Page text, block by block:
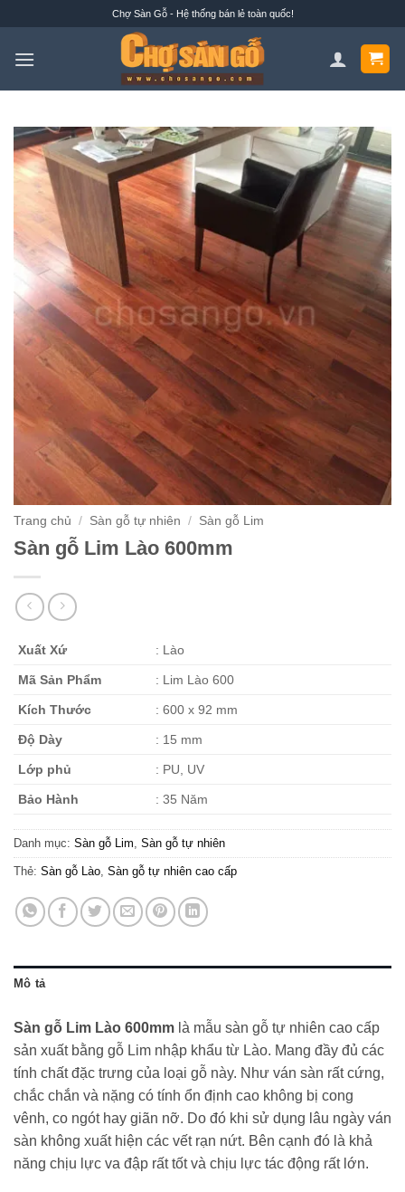
nội
Chợ Sàn Gỗ - Hệ thống bán lẻ toàn quốc!
Trang chủ / Sàn gỗ tự nhiên / Sàn gỗ Lim
Sàn gỗ Lim Lào 600mm
Xuất Xứ : Lào
Mã Sản Phẩm : Lim Lào 600
Kích Thước : 600 x 92 mm
Độ Dày : 15 mm
Lớp phủ : PU, UV
Bảo Hành : 35 Năm
Danh mục: Sàn gỗ Lim, Sàn gỗ tự nhiên
Thẻ: Sàn gỗ Lào, Sàn gỗ tự nhiên cao cấp
Mô tả
Sàn gỗ Lim Lào 600mm là mẫu sàn gỗ tự nhiên cao cấp
sản xuất bằng gỗ Lim nhập khẩu từ Lào. Mang đầy đủ các
tính chất đặc trưng của loại gỗ này. Như ván sàn rất cứng,
chắc chắn và nặng có tính ổn định cao không bị cong
vênh, co ngót hay giãn nỡ. Do đó khi sử dụng lâu ngày ván
sàn không xuất hiện các vết rạn nứt. Bên cạnh đó là khả
năng chịu lực va đập rất tốt và chịu lực tác động rất lớn.